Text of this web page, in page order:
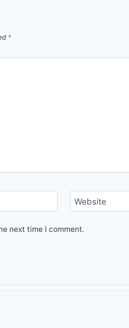
*
Website
next time I comment.